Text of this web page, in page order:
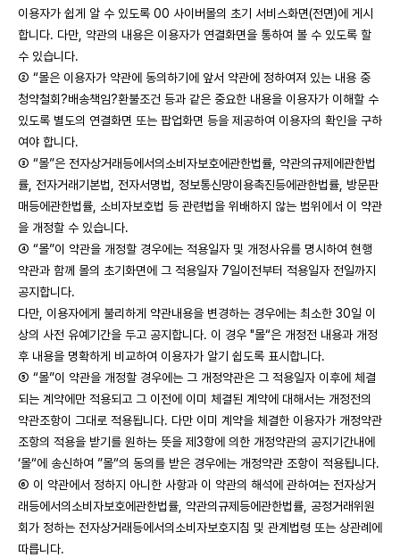
이용자가 쉽게 알 수 있도록 00 사이버몰의 초기 서비스화면(전면)에 게시
합니다. 다만, 약관의 내용은 이용자가 연결화면을 통하여 볼 수 있도록 할
수 있습니다.
② “몰은 이용자가 약관에 동의하기에 앞서 약관에 정하여져 있는 내용 중
청약철회?배송책임?환불조건 등과 같은 중요한 내용을 이용자가 이해할 수
있도록 별도의 연결화면 또는 팝업화면 등을 제공하여 이용자의 확인을 구하
여야 합니다.
③ “몰”은 전자상거래등에서의소비자보호에관한법률, 약관의규제에관한법
률, 전자거래기본법, 전자서명법, 정보통신망이용촉진등에관한법률, 방문판
매등에관한법률, 소비자보호법 등 관련법을 위배하지 않는 범위에서 이 약관
을 개정할 수 있습니다.
④ “몰”이 약관을 개정할 경우에는 적용일자 및 개정사유를 명시하여 현행
약관과 함께 몰의 초기화면에 그 적용일자 7일이전부터 적용일자 전일까지
공지합니다.
다만, 이용자에게 불리하게 약관내용을 변경하는 경우에는 최소한 30일 이
상의 사전 유예기간을 두고 공지합니다. 이 경우 "몰“은 개정전 내용과 개정
후 내용을 명확하게 비교하여 이용자가 알기 쉽도록 표시합니다.
⑤ “몰”이 약관을 개정할 경우에는 그 개정약관은 그 적용일자 이후에 체결
되는 계약에만 적용되고 그 이전에 이미 체결된 계약에 대해서는 개정전의
약관조항이 그대로 적용됩니다. 다만 이미 계약을 체결한 이용자가 개정약관
조항의 적용을 받기를 원하는 뜻을 제3항에 의한 개정약관의 공지기간내에
‘몰“에 송신하여 ”몰“의 동의를 받은 경우에는 개정약관 조항이 적용됩니다.
⑥ 이 약관에서 정하지 아니한 사항과 이 약관의 해석에 관하여는 전자상거
래등에서의소비자보호에관한법률, 약관의규제등에관한법률, 공정거래위원
회가 정하는 전자상거래등에서의소비자보호지침 및 관계법령 또는 상관례에
따릅니다.